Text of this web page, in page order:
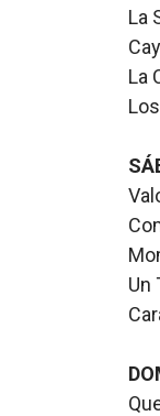
La
La
Un